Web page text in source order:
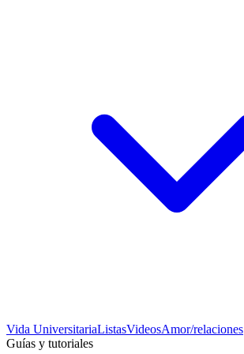
Vida UniversitariaListasVideosAmor/relaciones
Guías y tutoriales